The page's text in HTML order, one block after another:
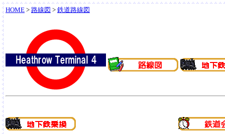
HOME > 路線図 > 鉄道路線図